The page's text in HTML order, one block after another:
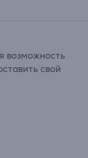
возможность
свой